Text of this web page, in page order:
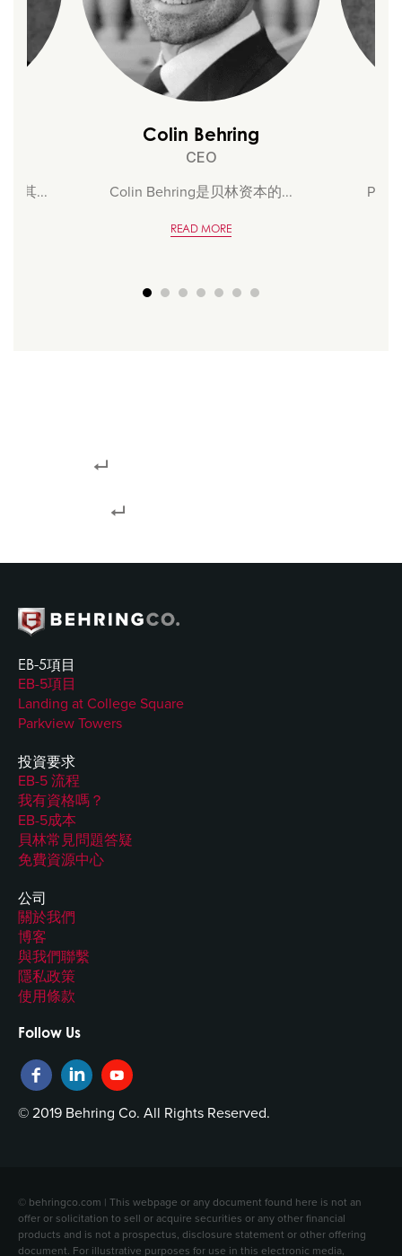
及其...
Colin Behring
CEO
Colin Behring是贝林资本的...
READ MORE
EB-5項目
EB-5項目
Landing at College Square
Parkview Towers
投資要求
EB-5 流程
我有資格嗎？
EB-5成本
貝林常見問題答疑
免費資源中心
公司
關於我們
博客
與我們聯繫
隱私政策
使用條款
Follow Us
© 2019 Behring Co. All Rights Reserved.
© behringco.com | This webpage or any document found here is not an
offer or solicitation to sell or acquire securities or any other financial
products and is not a prospectus, disclosure statement or other offering
document. For illustrative purposes for use in this electronic media,